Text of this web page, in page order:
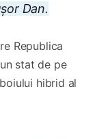
Dan.
Republica
stat de pe
hibrid al